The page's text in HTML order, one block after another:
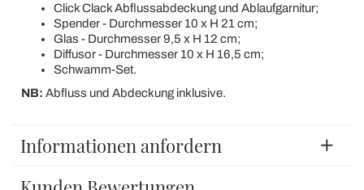
Click Clack Abflussabdeckung und Ablaufgarnitur;
Spender - Durchmesser 10 x H 21 cm;
Glas - Durchmesser 9,5 x H 12 cm;
Diffusor - Durchmesser 10 x H 16,5 cm;
Schwamm-Set.
NB: Abfluss und Abdeckung inklusive.
Informationen anfordern